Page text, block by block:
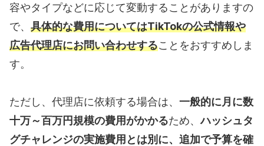
容やタイプなどに応じて変動することがありますの
で、 具体的な費用についてはTikTokの公式情報や
広告代理店にお問い合わせすることをおすすめしま
す。
ただし、代理店に依頼する場合は、 一般的に月に数
十万～百万円規模の費用がかかるため、ハッシュタ
グチャレンジの実施費用とは別に、追加で予算を確